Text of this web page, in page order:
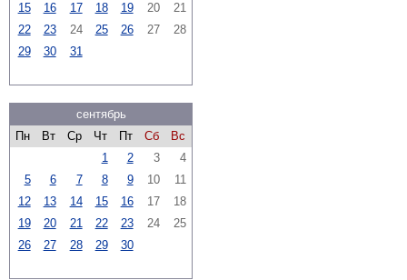
15
16 17 18 19 20
21
22
23 24 25 26 27
28
29
30 31
сентябрь
Пн
Вт Ср Чт Пт Сб
Вс
1
2 3
4
5
6 7 8 9 10
11
12
13 14 15 16 17
18
19
20 21 22 23 24
25
26
27 28 29 30